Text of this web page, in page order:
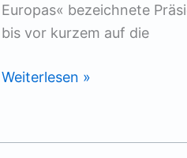
Europas« bezeichnete
bis vor kurzem auf die
Moskau
auf
Weiterlesen »